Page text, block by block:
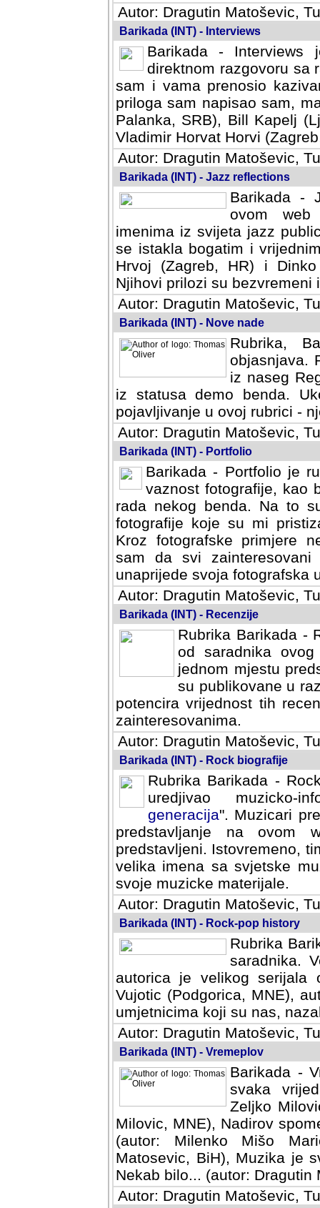
Autor: Dragutin Matoševic,
Barikada (INT) - Interviews
Barikada -
direktnom razgovoru sa
sam i vama prenosio
priloga sam napisao sam,
Palanka, SRB), Bill Kapelj
Vladimir Horvat Horvi
Autor: Dragutin Matoševic,
Barikada (INT) - Jazz reflections
Barikada -
ovom web
imenima iz svijeta jazz
se istakla bogatim i
Hrvoj (Zagreb, HR) i
Njihovi prilozi su bezvremeni
Autor: Dragutin Matoševic,
Barikada (INT) - Nove nade
Rubrika,
objasnjava.
iz naseg
iz statusa demo benda.
pojavljivanje u ovoj rubrici -
Autor: Dragutin Matoševic,
Barikada (INT) - Portfolio
Barikada - Portfolio je
vaznost fotografije, kao
rada nekog benda. Na to
fotografije koje su mi
fotografske primjere
svi zainteresovani
svoja fotografska umijeca.
Autor: Dragutin Matoševic,
Barikada (INT) - Recenzije
Rubrika Barikada -
od saradnika
jednom mjestu
su publikovane u
potencira vrijednost tih
zainteresovanima.
Autor: Dragutin Matoševic,
Barikada (INT) - Rock biografije
Rubrika Barikada -
uredjivao muzicko-
Muzicari predstavljeni u
na ovom web portalu
Istovremeno, tim nacinom
sa svjetske muzicke scene
materijale.
Autor: Dragutin Matoševic,
Barikada (INT) - Rock-pop history
Rubrika
saradnika.
autorica je velikog serijala
Vujotic (Podgorica, MNE),
umjetnicima koji su nas,
Autor: Dragutin Matoševic,
Barikada (INT) - Vremeplov
Barikada -
svaka
Milovic,
MNE), Nadirov spomenar
Milenko Mišo Maric, UK),
Muzika je svirala (autor:
(autor: Dragutin Matosevic,
Autor: Dragutin Matoševic,